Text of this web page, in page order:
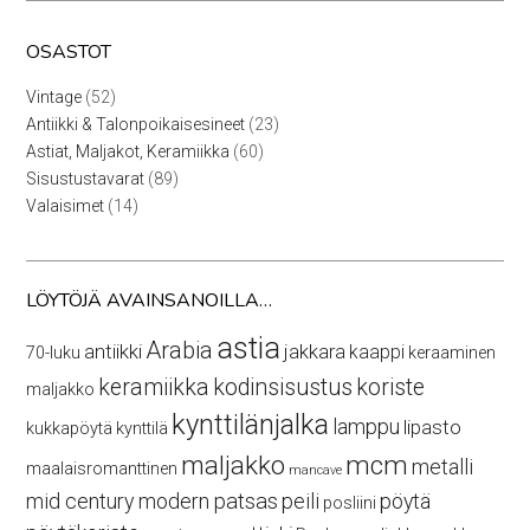
OSASTOT
Vintage 5252
tuotetta
Antiikki & Talonpoikaisesineet 2323
Astiat, Maljakot, Keramiikka 6060
Sisustustavarat 8989
Valaisimet 1414
LÖYTÖJÄ AVAINSANOILLA…
70-luku antiikki Arabia astia jakkara kaappi keraaminen
maljakko keramiikka kodinsisustus koriste
kukkapöytä kynttilä kynttilänjalka lamppu lipasto
maalaisromanttinen maljakko mancave mcm metalli
mid century modern patsaspeili posliini pöytä